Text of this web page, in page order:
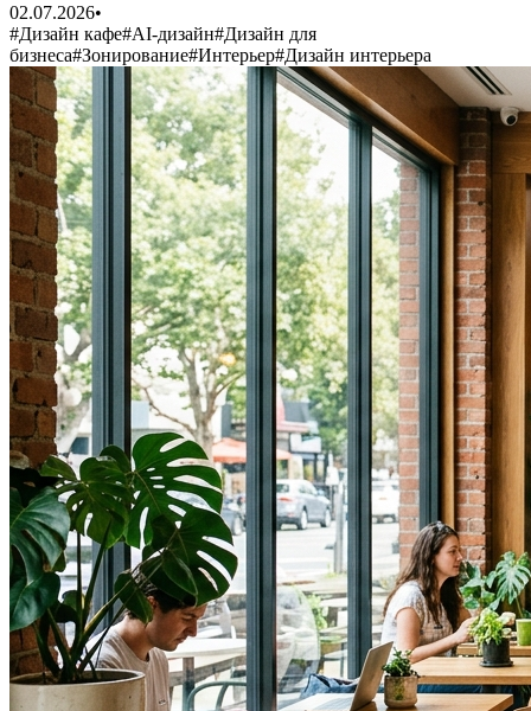
02.07.2026•
#Дизайн кафе#AI-дизайн#Дизайн для
бизнеса#Зонирование#Интерьер#Дизайн интерьера